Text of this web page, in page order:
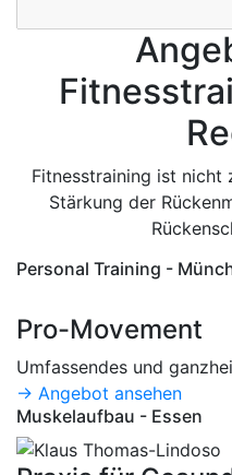
Fitnesstraining ist nicht
Stärkung der
Personal Training -
Pro-Movement
Umfassendes und
→ Angebot ansehen
Muskelaufbau - Essen